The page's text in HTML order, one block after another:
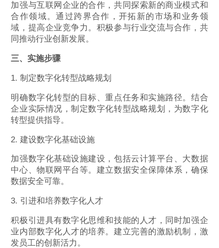
加强与互联网企业的合作，共同探索新的商业模式和
合作领域。通过跨界合作，开拓新的市场和业务领
域，提高企业竞争力。积极参与行业交流与合作，共
同推动行业创新发展。
三、实施步骤
1. 制定数字化转型战略规划
明确数字化转型的目标、重点任务和实施路径。结合
企业实际情况，制定数字化转型战略规划，为数字化
转型提供指导。
2. 建设数字化基础设施
加强数字化基础设施建设，包括云计算平台、大数据
中心、物联网平台等。建立数据安全保障体系，确保
数据安全可靠。
3. 引进和培养数字化人才
积极引进具有数字化思维和技能的人才，同时加强企
业内部数字化人才的培养。建立完善的激励机制，激
发员工的创新活力。